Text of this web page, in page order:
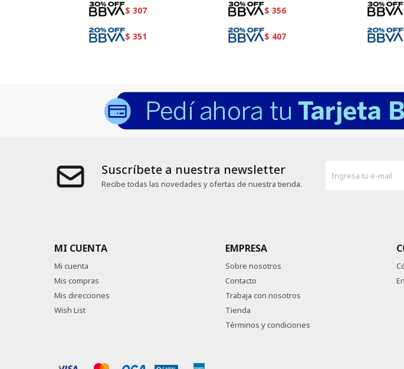
$ 307
$ 351
$ 356
$ 407
Suscríbete a nuestra newsletter
Recibe todas las novedades y ofertas de nuestra tienda.
MI CUENTA
Mi cuenta
Mis compras
Mis direcciones
Wish List
EMPRESA
Sobre nosotros
Contacto
Trabaja con nosotros
Tienda
Términos y condiciones